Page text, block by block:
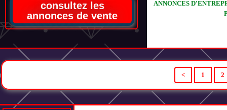
consultez les
annonces de vente
ANNONCES
< 1 2